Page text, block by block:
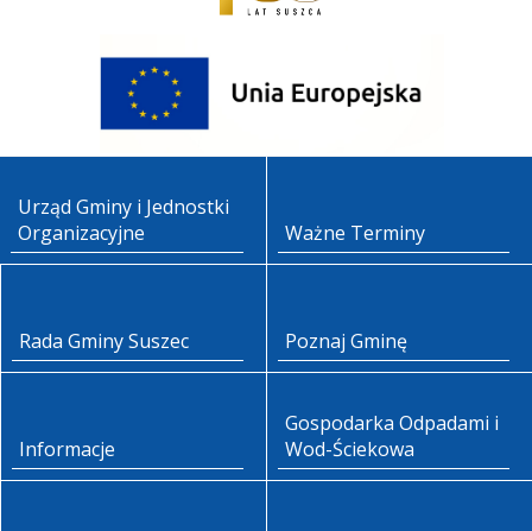
Urząd Gminy i Jednostki
Organizacyjne
Ważne Terminy
Rada Gminy Suszec Poznaj Gminę
Informacje
Gospodarka Odpadami i
Wod-Ściekowa